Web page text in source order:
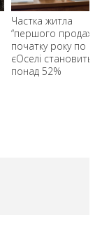
Частка житла
“першого
початку року по
єОселі становить
понад 52%